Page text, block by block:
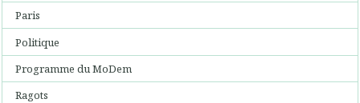
Paris
Politique
Programme du MoDem
Ragots